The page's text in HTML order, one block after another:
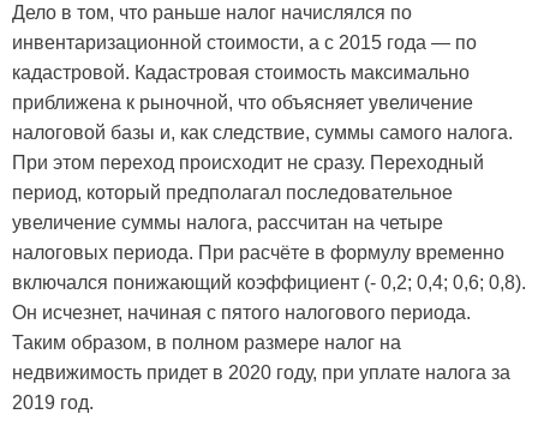
Дело в том, что раньше налог начислялся по
инвентаризационной стоимости, а с 2015 года — по
кадастровой. Кадастровая стоимость максимально
приближена к рыночной, что объясняет увеличение
налоговой базы и, как следствие, суммы самого налога.
При этом переход происходит не сразу. Переходный
период, который предполагал последовательное
увеличение суммы налога, рассчитан на четыре
налоговых периода. При расчёте в формулу временно
включался понижающий коэффициент (- 0,2; 0,4; 0,6; 0,8).
Он исчезнет, начиная с пятого налогового периода.
Таким образом, в полном размере налог на
недвижимость придет в 2020 году, при уплате налога за
2019 год.